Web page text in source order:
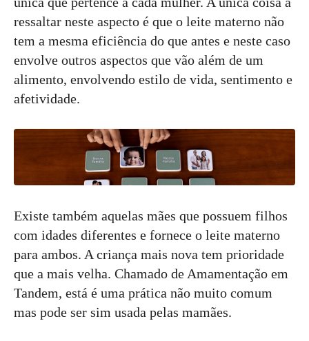
ressaltar neste aspecto é que o leite materno não
tem a mesma eficiência do que antes e neste caso
envolve outros aspectos que vão além de um
alimento, envolvendo estilo de vida, sentimento e
afetividade.
Existe também aquelas mães que possuem filhos
com idades diferentes e fornece o leite materno
para ambos. A criança mais nova tem prioridade
que a mais velha. Chamado de Amamentação em
Tandem, está é uma prática não muito comum
mas pode ser sim usada pelas mamães.